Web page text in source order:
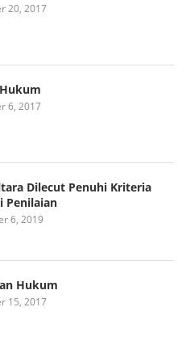
20, 2017
6, 2017
Dilecut Penuhi Kriteria
Penilaian
6, 2019
Hukum
15, 2017